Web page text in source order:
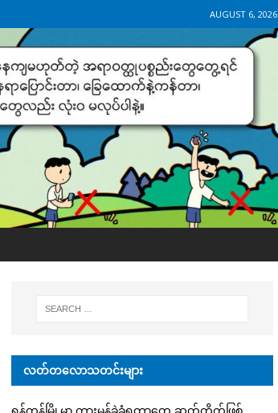
AUGUST 6, 2026
လတ်တလောသတင်းများ